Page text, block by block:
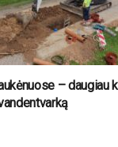
– daugiau